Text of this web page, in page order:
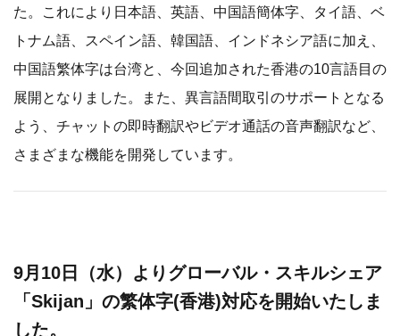
た。これにより日本語、英語、中国語簡体字、タイ語、ベ
トナム語、スペイン語、韓国語、インドネシア語に加え、
中国語繁体字は台湾と、今回追加された香港の10言語目の
展開となりました。また、異言語間取引のサポートとなる
よう、チャットの即時翻訳やビデオ通話の音声翻訳など、
さまざまな機能を開発しています。
9月10日（水）よりグローバル・スキルシェア
「Skijan」の繁体字(香港)対応を開始いたしま
した。